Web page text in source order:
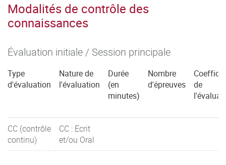
Modalités de contrôle des
connaissances
Évaluation initiale / Session principale
Type
d'évaluation
Nature de
l'évaluation
Durée
(en
minutes)
Nombre
d'épreuves
de
CC (contrôle
continu)
CC : Ecrit
et/ou Oral